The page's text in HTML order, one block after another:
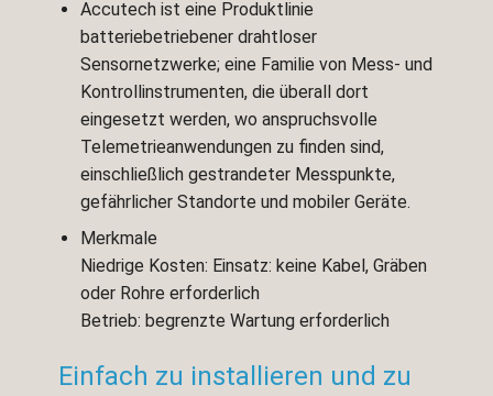
Accutech ist eine Produktlinie
batteriebetriebener drahtloser
Sensornetzwerke; eine Familie von Mess- und
Kontrollinstrumenten, die überall dort
eingesetzt werden, wo anspruchsvolle
Telemetrieanwendungen zu finden sind,
einschließlich gestrandeter Messpunkte,
gefährlicher Standorte und mobiler Geräte.
Merkmale
Niedrige Kosten: Einsatz: keine Kabel, Gräben
oder Rohre erforderlich
Betrieb: begrenzte Wartung erforderlich
Einfach zu installieren und zu